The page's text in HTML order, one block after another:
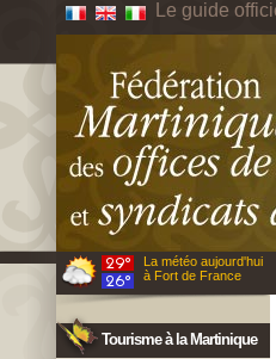
Le guide
La météo aujourd'hui
à Fort de France
Tourisme à la Martinique